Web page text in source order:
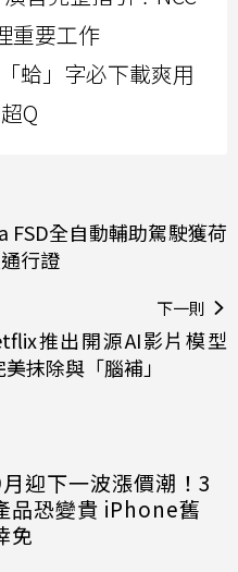
重要工作
蛤」字必下載爽用
Q
FSD全自動輔助駕駛獲荷
行證
下一則
推出開源AI影片模型
抹除與「腦補」
迎下一波漲價潮！3
品恐變貴 iPhone舊
免